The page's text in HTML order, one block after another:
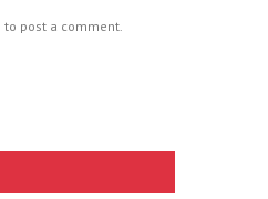
to post a comment.